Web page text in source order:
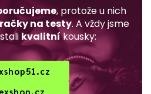
, protože u nich
na testy. A vždy jsme
kvalitníkousky: